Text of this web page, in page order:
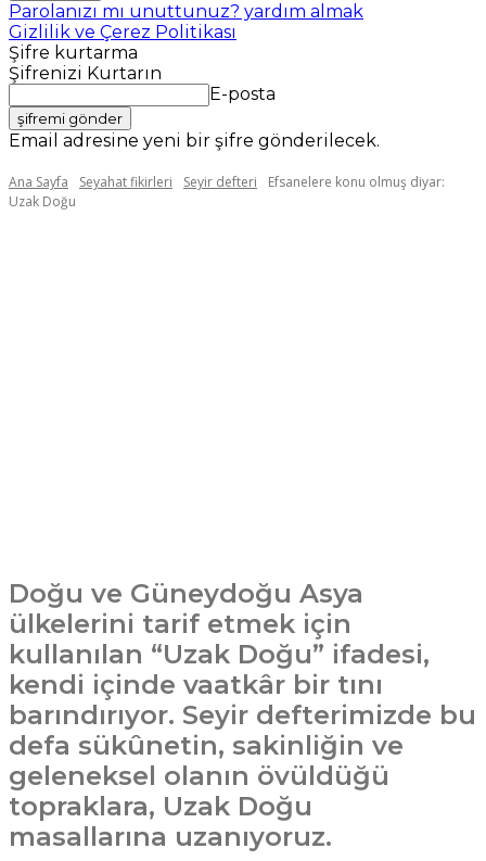
Parolanızı mı unuttunuz? yardım almak
Gizlilik ve Çerez Politikası
Şifre kurtarma
Şifrenizi Kurtarın
E-posta
Email adresine yeni bir şifre gönderilecek.
Ana Sayfa Seyahat fikirleri Seyir defteri
Efsanelere konu olmuş diyar:
Uzak Doğu
Doğu ve Güneydoğu Asya
ülkelerini tarif etmek için
kullanılan “Uzak Doğu” ifadesi,
kendi içinde vaatkâr bir tını
barındırıyor. Seyir defterimizde bu
defa sükûnetin, sakinliğin ve
geleneksel olanın övüldüğü
topraklara, Uzak Doğu
masallarına uzanıyoruz.